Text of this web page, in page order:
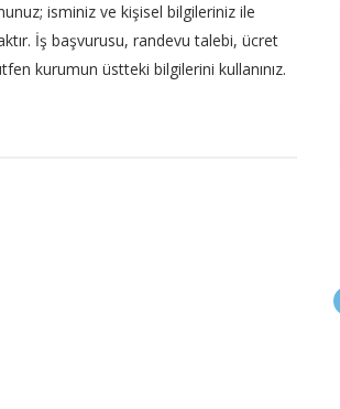
isminiz ve kişisel bilgileriniz ile
İş başvurusu, randevu talebi, ücret
kurumun üstteki bilgilerini kullanınız.